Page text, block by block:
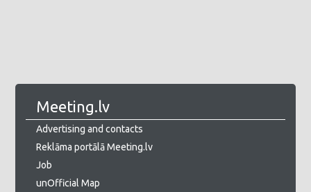
Meeting.lv
Advertising and contacts
Reklāma portālā Meeting.lv
Job
unOfficial Map